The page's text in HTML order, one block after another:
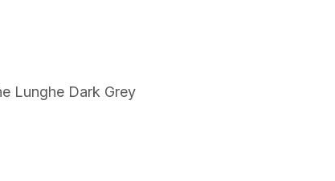
Lunghe Dark Grey